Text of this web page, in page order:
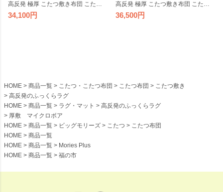
高反発 極厚 こたつ敷き布団 こたつ
敷布団 厚敷き 厚手 分厚い 春夏 秋冬
34,100
高反発 極厚 こたつ敷き布団 こたつ
敷布団 厚敷き 厚手 分厚い 厚手 春夏
36,500
HOME 商品一覧 こたつ・こたつ布団 こたつ布団
こたつ敷き
高反発のふっくらラグ
HOME
商品一覧 ラグ・マット
高反発のふっくらラグ
厚敷 マイクロボア
HOME
商品一覧 ビッグモリーズ こたつ
こたつ布団
HOME
商品一覧
HOME
商品一覧
Mories Plus
HOME
商品一覧 福の市